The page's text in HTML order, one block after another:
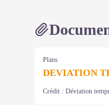
Plans
DEVIATION
Crédit : Déviation